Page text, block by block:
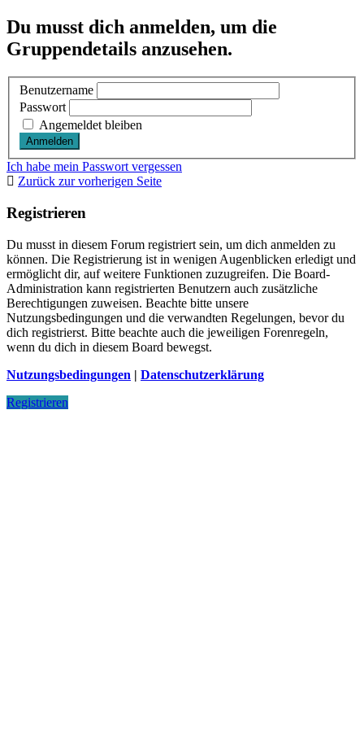
Du musst dich anmelden, um die
Gruppendetails anzusehen.
Benutzername
Passwort
Angemeldet bleiben
Ich habe mein Passwort vergessen
Zurück zur vorherigen Seite
Registrieren
Du musst in diesem Forum registriert sein, um dich anmelden zu
können. Die Registrierung ist in wenigen Augenblicken erledigt und
ermöglicht dir, auf weitere Funktionen zuzugreifen. Die Board-
Administration kann registrierten Benutzern auch zusätzliche
Berechtigungen zuweisen. Beachte bitte unsere
Nutzungsbedingungen und die verwandten Regelungen, bevor du
dich registrierst. Bitte beachte auch die jeweiligen Forenregeln,
wenn du dich in diesem Board bewegst.
Nutzungsbedingungen | Datenschutzerklärung
Registrieren